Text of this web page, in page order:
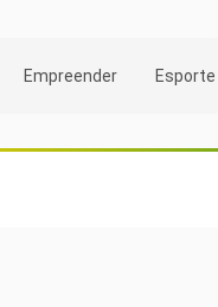
Empreender Esporte